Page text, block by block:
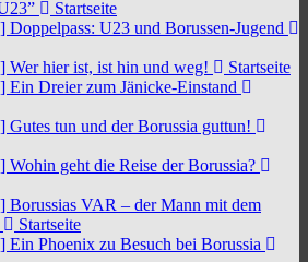
Startseite
Doppelpass: U23 und Borussen-Jugend
Wer hier ist, ist hin und weg!
Startseite
Ein Dreier zum Jänicke-Einstand
Gutes tun und der Borussia guttun!
Wohin geht die Reise der Borussia?
Borussias VAR – der Mann mit dem
Startseite
Ein Phoenix zu Besuch bei Borussia